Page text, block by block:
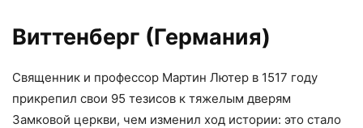
Виттенберг (Германия)
Священник и профессор Мартин Лютер в 1517 году
прикрепил свои 95 тезисов к тяжелым дверям
Замковой церкви, чем изменил ход истории: это стало